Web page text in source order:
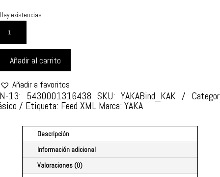
Hay existencias
KAKI
CANTIDAD
Añadir al carrito
Añadir a favoritos
13: 5430001316438 SKU: YAKABind_KAK
Etiqueta: Feed XML Marca: YAKA
Descripción
Información adicional
Valoraciones (0)